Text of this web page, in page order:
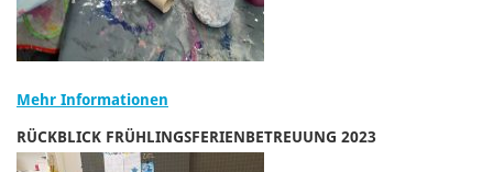
Mehr Informationen
RÜCKBLICK FRÜHLINGSFERIENBETREUUNG 2023